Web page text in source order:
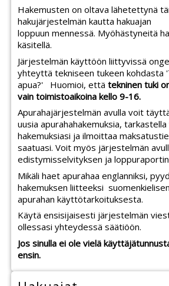
Hakemusten on oltava lähetettynä
hakujärjestelmän kautta hakuajan
loppuun mennessä. Myöhästyneitä
käsitellä.
Järjestelmän käyttöön liittyvissä
yhteyttä tekniseen tukeen kohdasta
apua?'
Huomioi, ettätekninen tuki
vain toimistoaikoina kello 9-16.
Apurahajärjestelmän avulla voit
uusia apurahahakemuksia, tarkastella
hakemuksiasi ja ilmoittaa
saatuasi. Voit myös järjestelmän
edistymisselvityksen ja
Mikäli haet apurahaa englanniksi,
hakemuksen liitteeksi
apurahan käyttötarkoituksesta.
Käytä ensisijaisesti järjestelmän
ollessasi yhteydessä säätiöön.
Jos sinulla ei ole vielä
ensin.